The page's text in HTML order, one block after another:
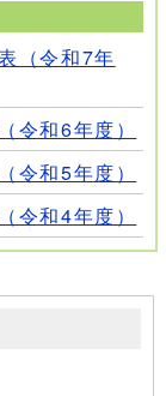
（令和7年
令和6年度）
令和5年度）
令和4年度）